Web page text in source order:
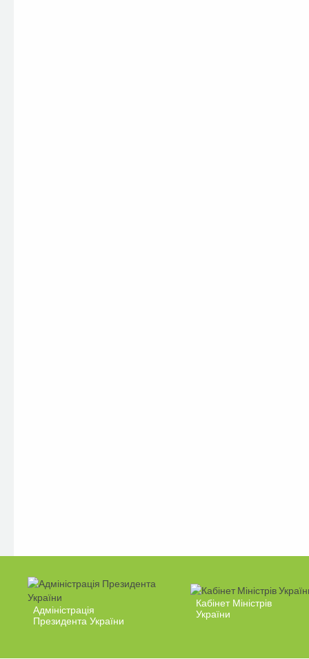
Адміністрація
Президента України
Кабінет Міністрів
України